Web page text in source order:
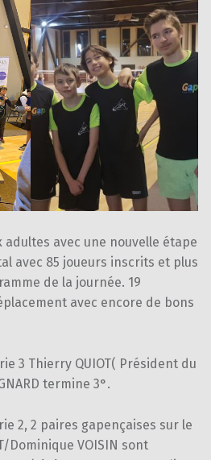
adultes avec une nouvelle étape
avec 85 joueurs inscrits et plus
de la journée. 19
avec encore de bons
3 Thierry QUIOT( Président du
termine 3°.
2, 2 paires gapençaises sur le
Dominique VOISIN sont